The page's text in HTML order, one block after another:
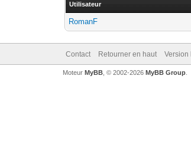
Utilisateur
RomanF
Contact Retourner en haut Version
Moteur MyBB, © 2002-2026 MyBB Group.